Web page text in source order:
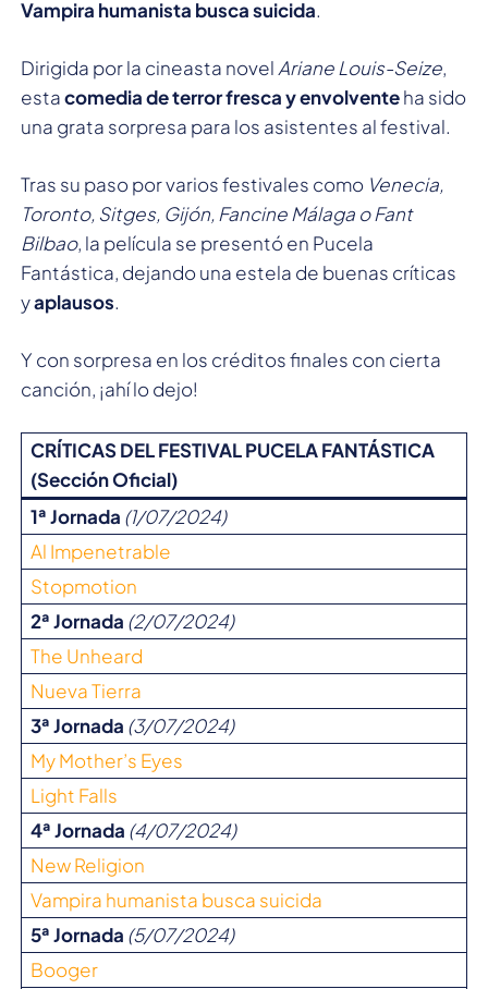
Vampira humanista busca suicida.
Dirigida por la cineasta novel Ariane Louis-Seize,
estacomedia de terror fresca y envolventeha sido
una grata sorpresa para los asistentes al festival.
Tras su paso por varios festivales como Venecia,
Toronto, Sitges, Gijón, Fancine Málaga o Fant
Bilbao, la película se presentó en Pucela
Fantástica, dejando una estela de buenas críticas
yaplausos.
Y con sorpresa en los créditos finales con cierta
canción, ¡ahí lo dejo!
CRÍTICAS DEL FESTIVAL PUCELA FANTÁSTICA
(Sección Oficial)
1ª Jornada (1/07/2024)
Al Impenetrable
Stopmotion
2ª Jornada (2/07/2024)
The Unheard
Nueva Tierra
3ª Jornada (3/07/2024)
My Mother’s Eyes
Light Falls
4ª Jornada (4/07/2024)
New Religion
Vampira humanista busca suicida
5ª Jornada (5/07/2024)
Booger